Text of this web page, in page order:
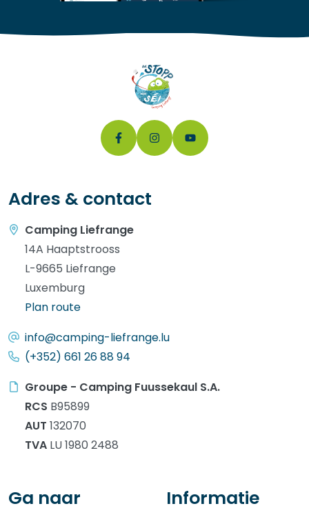
Adres & contact
Camping Liefrange
14A Haaptstrooss
L-9665 Liefrange
Luxemburg
Plan route
info@camping-liefrange.lu
(+352) 661 26 88 94
Groupe - Camping Fuussekaul S.A.
RCS B95899
AUT 132070
TVA LU 1980 2488
Ga naar Informatie